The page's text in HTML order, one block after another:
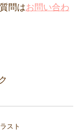
問はお問い合わ
スト